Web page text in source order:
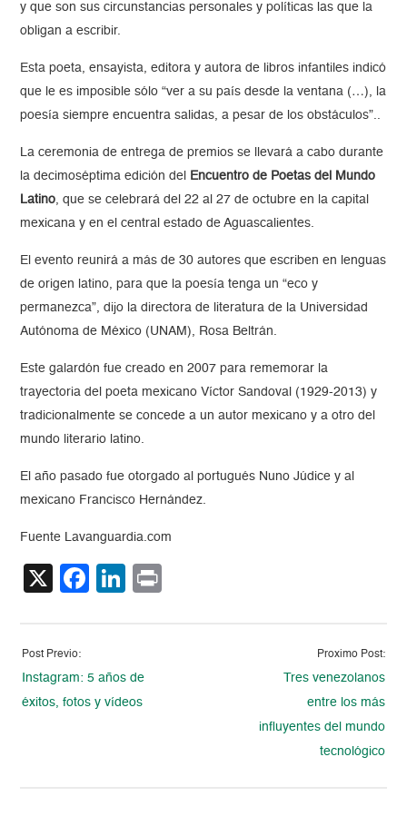
y que son sus circunstancias personales y políticas las que la
obligan a escribir.
Esta poeta, ensayista, editora y autora de libros infantiles indicó
que le es imposible sólo “ver a su país desde la ventana (…), la
poesía siempre encuentra salidas, a pesar de los obstáculos”..
La ceremonia de entrega de premios se llevará a cabo durante
la decimoséptima edición del
Encuentro de Poetas del Mundo
Latino, que se celebrará del 22 al 27 de octubre en la capital
mexicana y en el central estado de Aguascalientes.
El evento reunirá a más de 30 autores que escriben en lenguas
de origen latino, para que la poesía tenga un “eco y
permanezca”, dijo la directora de literatura de la Universidad
Autónoma de México (UNAM), Rosa Beltrán.
Este galardón fue creado en 2007 para rememorar la
trayectoria del poeta mexicano Víctor Sandoval (1929-2013) y
tradicionalmente se concede a un autor mexicano y a otro del
mundo literario latino.
El año pasado fue otorgado al portugués Nuno Júdice y al
mexicano Francisco Hernández.
Fuente Lavanguardia.com
X Facebook
LinkedIn
Post Previo:
Instagram: 5 años de
éxitos, fotos y vídeos
Proximo Post:
Tres venezolanos
entre los más
influyentes del mundo
tecnológico